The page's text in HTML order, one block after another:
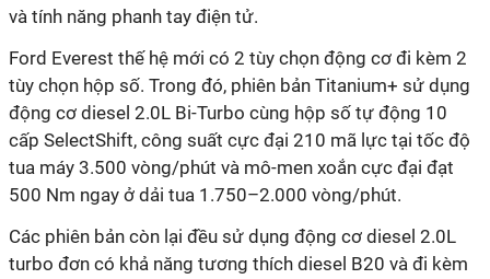
và tính năng phanh tay điện tử.
Ford Everest thế hệ mới có 2 tùy chọn động cơ đi kèm 2
tùy chọn hộp số. Trong đó, phiên bản Titanium+ sử dụng
động cơ diesel 2.0L Bi-Turbo cùng hộp số tự động 10
cấp SelectShift, công suất cực đại 210 mã lực tại tốc độ
tua máy 3.500 vòng/phút và mô-men xoắn cực đại đạt
500 Nm ngay ở dải tua 1.750–2.000 vòng/phút.
Các phiên bản còn lại đều sử dụng động cơ diesel 2.0L
turbo đơn có khả năng tương thích diesel B20 và đi kèm